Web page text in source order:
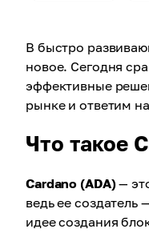
В быстро
новое. Сегодня
эффективные
рынке и ответим
Что такое
Cardano (ADA)—
ведь ее создатель
идее создания